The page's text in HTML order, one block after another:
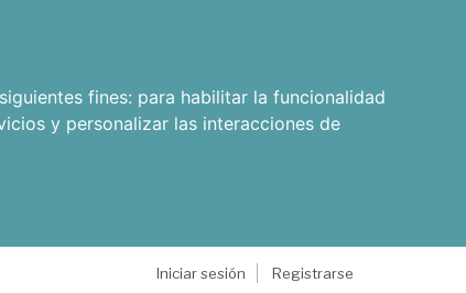
fines: para habilitar la funcionalidad
y personalizar las interacciones de
Iniciar sesión
Registrarse